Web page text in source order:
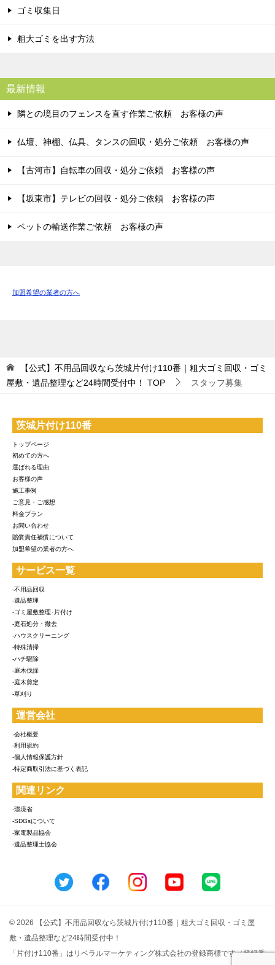
ゴミ収集日
粗大ゴミを出す方法
最新情報
隣との境目のフェンスを直す作業ご依頼 お客様の声
仏壇、神棚、仏具、タンスの回収・処分ご依頼 お客様の声
【古河市】自転車の回収・処分ご依頼 お客様の声
【坂東市】テレビの回収・処分ご依頼 お客様の声
ペットの輸送作業ご依頼 お客様の声
加盟希望の業者の方へ
【公式】不用品回収なら茨城片付け110番｜粗大ゴミ回収・ゴミ
屋敷・遺品整理など24時間受付中！
TOP スタッフ募集
茨城片付け110番
トップページ
初めての方へ
選ばれる理由
お客様の声
施工事例
ご意見・ご感想
料金プラン
お問い合わせ
賠償責任補償について
加盟希望の業者の方へ
サービス一覧
-不用品回収
-遺品整理
-ゴミ屋敷整理･片付け
-庭石処分・撤去
-ハウスクリーニング
-特殊清掃
-ハチ駆除
-庭木伐採
-庭木剪定
-草刈り
運営会社
-会社概要
-利用規約
-個人情報保護方針
-特定商取引法に基づく表記
関連リンク
-環境省
-SDGsについて
-家電製品協会
-遺品整理士協会
© 2026 【公式】不用品回収なら茨城片付け110番｜粗大ゴミ回収・ゴミ屋
敷・遺品整理など24時間受付中！
「片付け110番」はリベラルマーケティング株式会社の登録商標です（登録番